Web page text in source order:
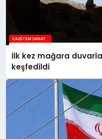
İlk kez mağara
keşfedildi